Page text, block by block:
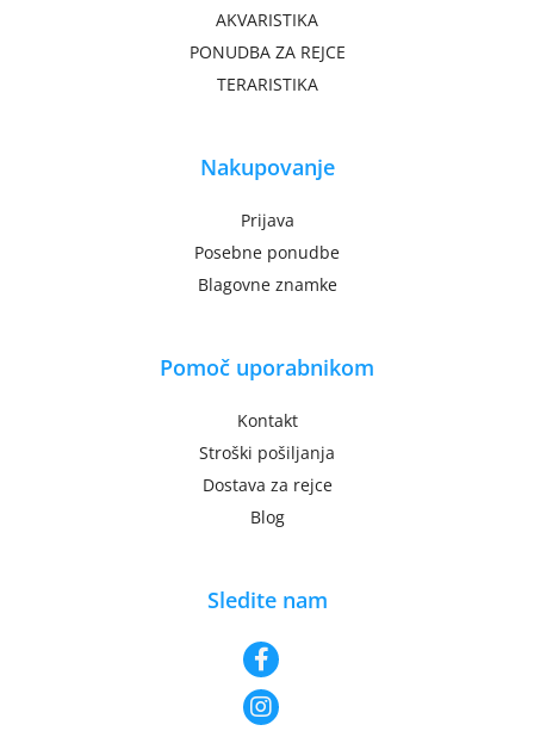
AKVARISTIKA
PONUDBA ZA REJCE
TERARISTIKA
Nakupovanje
Prijava
Posebne ponudbe
Blagovne znamke
Pomoč uporabnikom
Kontakt
Stroški pošiljanja
Dostava za rejce
Blog
Sledite nam